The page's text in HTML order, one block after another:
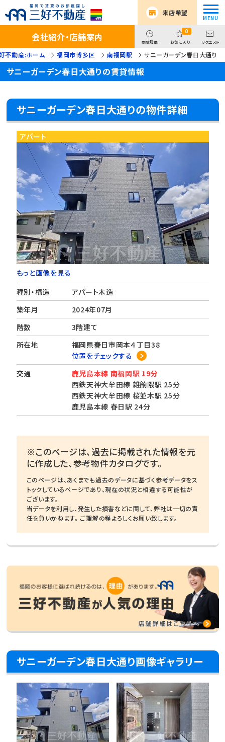
来店希望
会社紹介・店舗案内 閲覧履歴
0
お気に入り リクエスト
不動産:ホーム 福岡市博多区 南福岡駅 サニーガーデン春日大通り
サニーガーデン春日大通りの賃貸情報
サニーガーデン春日大通りの物件詳細
アパート
もっと画像を見る
種別・構造
アパート木造
築年月
2024年07月
階数
3階建て
所在地
福岡県春日市岡本４丁目38
位置をチェックする
交通
鹿児島本線 南福岡駅 19分
西鉄天神大牟田線 雑餉隈駅 25分
西鉄天神大牟田線 桜並木駅 25分
鹿児島本線 春日駅 24分
※このページは、過去に掲載された情報を元
に作成した、参考物件カタログです。
このページは、あくまでも過去のデータに基づく参考データをス
トックしているページであり、現在の状況と相違する可能性が
ございます。
当データを利用し、発生した損害などに関して、弊社は一切の責
任を負いかねます。 ご理解の程よろしくお願い致します。
サニーガーデン春日大通り画像ギャラリー